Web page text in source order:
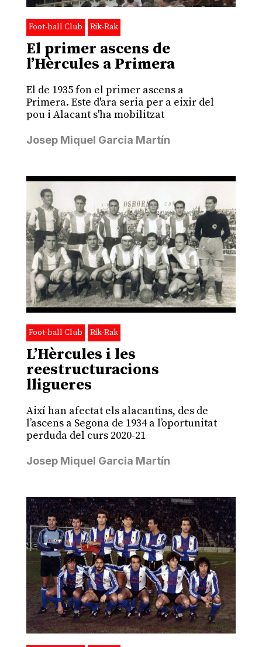
Foot-ball Club Rik-Rak
El primer ascens de
l’Hèrcules a Primera
El de 1935 fon el primer ascens a
Primera. Este d'ara seria per a eixir del
pou i Alacant s'ha mobilitzat
Josep Miquel Garcia Martín
Foot-ball Club Rik-Rak
L’Hèrcules i les
reestructuracions
lligueres
Així han afectat els alacantins, des de
l’ascens a Segona de 1934 a l’oportunitat
perduda del curs 2020-21
Josep Miquel Garcia Martín